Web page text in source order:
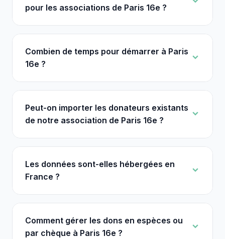
pour les associations de Paris 16e ?
Combien de temps pour démarrer à Paris
16e ?
Peut-on importer les donateurs existants
de notre association de Paris 16e ?
Les données sont-elles hébergées en
France ?
Comment gérer les dons en espèces ou
par chèque à Paris 16e ?